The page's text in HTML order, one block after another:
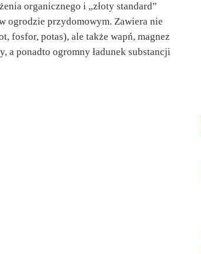
organicznego i „złoty standard”
ogrodzie przydomowym. Zawiera nie
fosfor, potas), ale także wapń, magnez
a ponadto ogromny ładunek substancji